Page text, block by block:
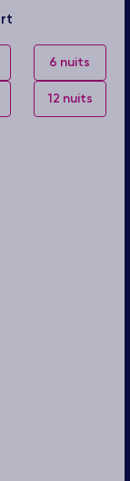
6 nuits
12 nuits